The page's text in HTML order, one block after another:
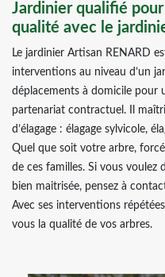
Jardinier qualifié pour
qualité avec le
Le jardinier Artisan RENARD
interventions au niveau d’un
déplacements à domicile pour
partenariat contractuel. Il
d’élagage : élagage sylvicole,
Quel que soit votre arbre,
de ces familles. Si vous voulez
bien maitrisée, pensez à
Avec ses interventions
vous la qualité de vos arbres.